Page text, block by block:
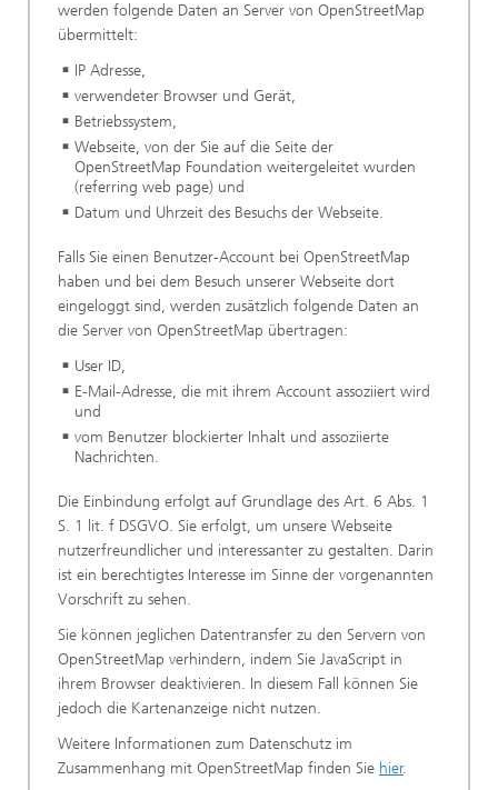
werden folgende Daten an Server von OpenStreetMap
übermittelt:
IP Adresse,
verwendeter Browser und Gerät,
Betriebssystem,
Webseite, von der Sie auf die Seite der
OpenStreetMap Foundation weitergeleitet wurden
(referring web page) und
Datum und Uhrzeit des Besuchs der Webseite.
Falls Sie einen Benutzer-Account bei OpenStreetMap
haben und bei dem Besuch unserer Webseite dort
eingeloggt sind, werden zusätzlich folgende Daten an
die Server von OpenStreetMap übertragen:
User ID,
E-Mail-Adresse, die mit ihrem Account assoziiert wird
und
vom Benutzer blockierter Inhalt und assoziierte
Nachrichten.
Die Einbindung erfolgt auf Grundlage des Art. 6 Abs. 1
S. 1 lit. f DSGVO. Sie erfolgt, um unsere Webseite
nutzerfreundlicher und interessanter zu gestalten. Darin
ist ein berechtigtes Interesse im Sinne der vorgenannten
Vorschrift zu sehen.
Sie können jeglichen Datentransfer zu den Servern von
OpenStreetMap verhindern, indem Sie JavaScript in
ihrem Browser deaktivieren. In diesem Fall können Sie
jedoch die Kartenanzeige nicht nutzen.
Weitere Informationen zum Datenschutz im
Zusammenhang mit OpenStreetMap finden Sie hier.